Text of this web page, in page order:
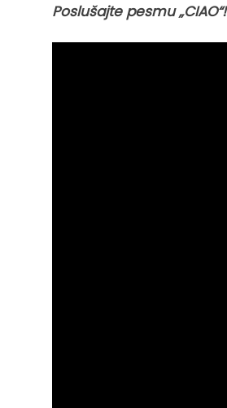
Poslušajte pesmu „CIAO“!